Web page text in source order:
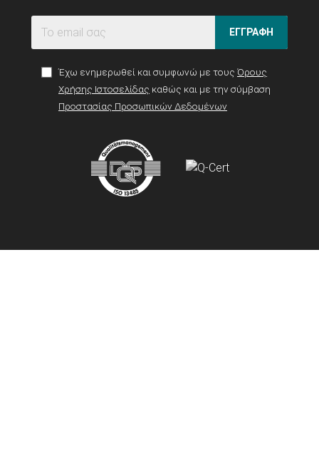
ΕΓΓΡΑΦΗ
Έχω ενημερωθεί και συμφωνώ με τους Όρους
Χρήσης Ιστοσελίδας καθώς και με την σύμβαση
Προστασίας Προσωπικών Δεδομένων